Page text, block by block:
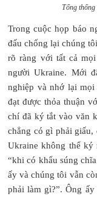
Tổng
Trong cuộc họp báo
đấu chống lại chúng
rõ ràng với tất cả
người Ukraine. Mới
nghiệp và nhớ lại
đạt được thỏa thuận
chí đã ký tắt vào văn
chẳng có gì phải
Ukraine không thể
“khi có khẩu súng
ấy và chúng tôi vẫn
phải làm gì?”. Ông